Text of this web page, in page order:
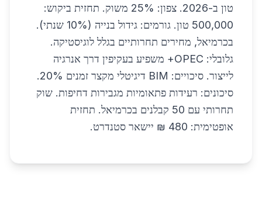
טון ב-2026. צפון: 25% משוק. תחזית ביקוש:
500,000 טון. גורמים: גידול בנייה (10% שנתי).
בכרמיאל, מחירים תחרותיים בגלל לוגיסטיקה.
גלובלי: OPEC+ משפיע בעקיפין דרך אנרגיה
לייצור. סיכויים: BIM דיגיטלי מקצר זמנים 20%.
סיכונים: רעידות פתאומיות מגבירות דחיפות. שוק
תחרותי עם 50 קבלנים בכרמיאל. תחזית
אופטימית: 480 ₪ יישאר סטנדרט.